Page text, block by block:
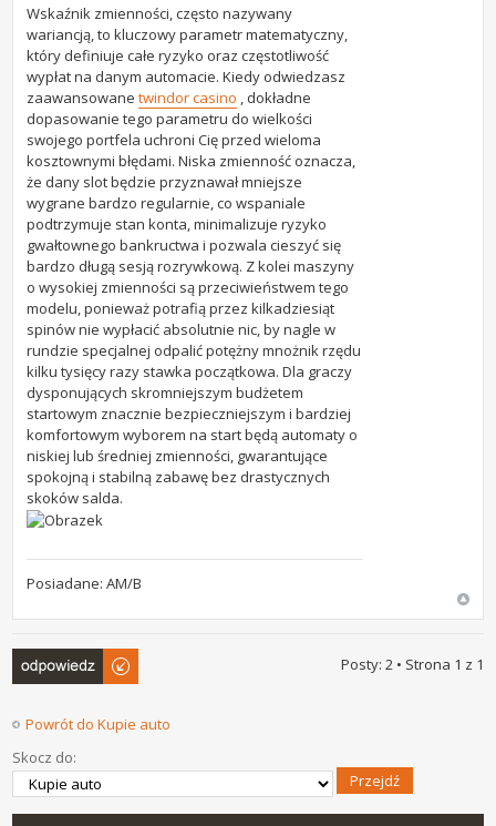
Wskaźnik zmienności, często nazywany
wariancją, to kluczowy parametr matematyczny,
który definiuje całe ryzyko oraz częstotliwość
wypłat na danym automacie. Kiedy odwiedzasz
zaawansowanetwindor casino , dokładne
dopasowanie tego parametru do wielkości
swojego portfela uchroni Cię przed wieloma
kosztownymi błędami. Niska zmienność oznacza,
że dany slot będzie przyznawał mniejsze
wygrane bardzo regularnie, co wspaniale
podtrzymuje stan konta, minimalizuje ryzyko
gwałtownego bankructwa i pozwala cieszyć się
bardzo długą sesją rozrywkową. Z kolei maszyny
o wysokiej zmienności są przeciwieństwem tego
modelu, ponieważ potrafią przez kilkadziesiąt
spinów nie wypłacić absolutnie nic, by nagle w
rundzie specjalnej odpalić potężny mnożnik rzędu
kilku tysięcy razy stawka początkowa. Dla graczy
dysponujących skromniejszym budżetem
startowym znacznie bezpieczniejszym i bardziej
komfortowym wyborem na start będą automaty o
niskiej lub średniej zmienności, gwarantujące
spokojną i stabilną zabawę bez drastycznych
skoków salda.
Posiadane: AM/B
Odpowiedz Posty: 2 • Strona 1 z 1
Powrót do Kupie auto
Skocz do: